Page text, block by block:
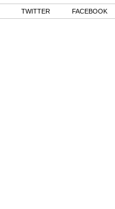
TWITTER FACEBOOK